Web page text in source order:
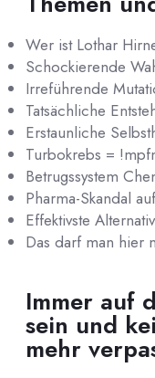
Wer ist Lothar
Schockierende
Irreführende
Tatsächliche
Erstaunliche
Turbokrebs =
Betrugssystem
Pharma-Skandal
Effektivste
Das darf man hier
Immer auf
sein und
mehr